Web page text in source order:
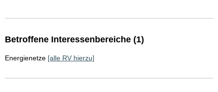
Betroffene Interessenbereiche (1)
Energienetze [alle RV hierzu]